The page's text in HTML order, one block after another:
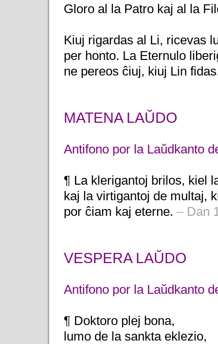
Gloro al la Patro kaj al la
Kiuj rigardas al Li, ricevas
per honto. La Eternulo
ne pereos ĉiuj, kiuj Lin
MATENA LAŬDO
Antifono por la Laŭdkanto
¶ La klerigantoj brilos, kiel
kaj la virtigantoj de multaj,
por ĉiam kaj eterne. – Dan
VESPERA LAŬDO
Antifono por la Laŭdkanto
¶ Doktoro plej bona,
lumo de la sankta eklezio,